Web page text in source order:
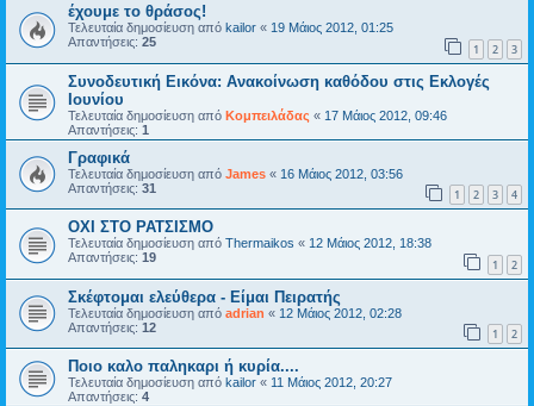
έχουμε το θράσος!
Τελευταία δημοσίευση από kailor « 19 Μάιος 2012, 01:25
Απαντήσεις: 25 1 2 3
Συνοδευτική Εικόνα: Ανακοίνωση καθόδου στις Εκλογές
Ιουνίου
Τελευταία δημοσίευση από Κομπειλάδας « 17 Μάιος 2012, 09:46
Απαντήσεις: 1
Γραφικά
Τελευταία δημοσίευση από James « 16 Μάιος 2012, 03:56
Απαντήσεις: 31 1 2 3 4
ΟΧΙ ΣΤΟ ΡΑΤΣΙΣΜΟ
Τελευταία δημοσίευση από Thermaikos « 12 Μάιος 2012, 18:38
Απαντήσεις: 19 1 2
Σκέφτομαι ελεύθερα - Είμαι Πειρατής
Τελευταία δημοσίευση από adrian « 12 Μάιος 2012, 02:28
Απαντήσεις: 12 1 2
Ποιο καλο παληκαρι ή κυρία....
Τελευταία δημοσίευση από kailor « 11 Μάιος 2012, 20:27
Απαντήσεις: 4